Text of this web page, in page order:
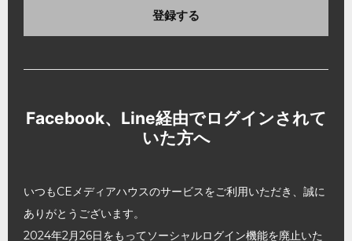
登録する
Facebook、Line経由でログインされて
いた方へ
いつもCEメディアハウスのサービスをご利用いただき、誠に
ありがとうございます。
2024年2月26日をもってソーシャルログイン機能を廃止いた